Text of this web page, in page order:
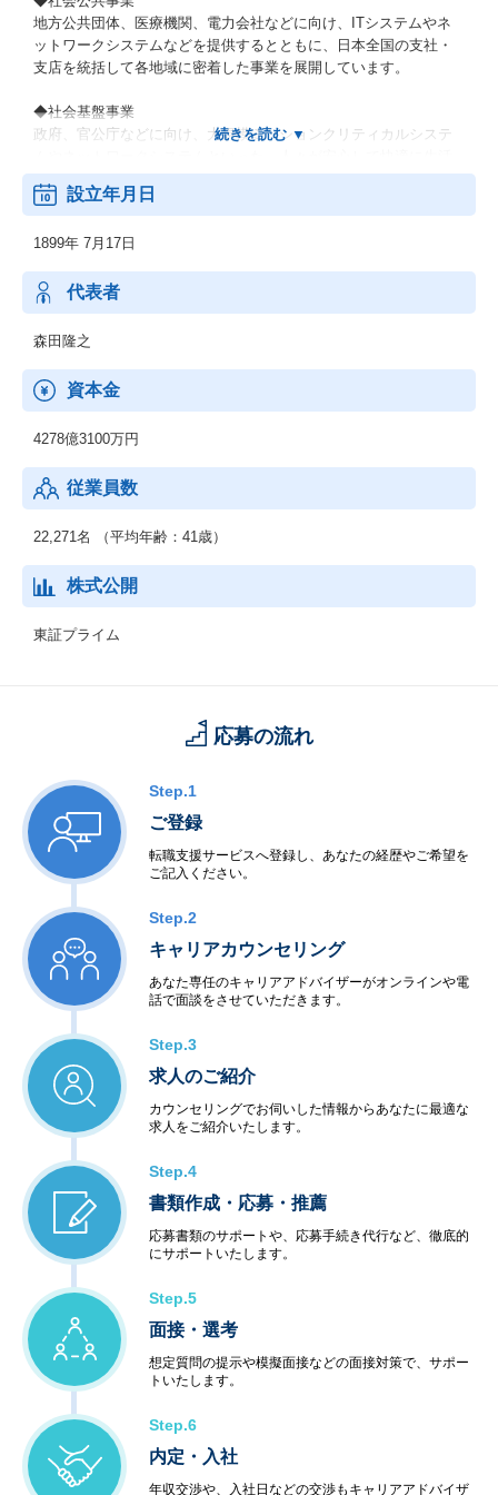
地方公共団体、医療機関、電力会社などに向け、ITシステムやネ
ットワークシステムなどを提供するとともに、日本全国の支社・
支店を統括して各地域に密着した事業を展開しています。
◆社会基盤事業
政府、官公庁などに向け、大規模ミッションクリティカルシステ
できるための社会インフラを提供しています。
製造業、流通・サービス業、金融業などの民需向けにITソリュー
ションを提供し、お客さまの新サービス立ち上げなどに貢献して
います。最先端のデジタル技術を活用し、お客さまとの共創を通
じて、人やモノ、プロセスを企業・産業の枠を超えてつなぎ、バ
リューチェーン全体で新たな価値を生み出します。
◆ネットワークサービス事業
通信事業者向けに、ネットワーク構築に必要な機器や運用管理の
に、IoT/5G時代に向けてネットワークへのニーズが多様化する
中、テレコムキャリア市場で培ったネットワークの強みをサービ
スプロバイダや製造業、流通・サービス業、自治体などの市場に
展開していきます。
海外市場を対象として、セーファーシティ（パブリックセーフテ
ィ、デジタル・ガバメント、デジタル・ファイナンス）、サービ
スプロバイダ向けソフトウェア・サービス、海洋システムなどを
提供しています。AI、IoT関連の先端技術を活用し、安全・安心で
設立年月日
1899年 7月17日
代表者
森田隆之
資本金
4278億3100万円
従業員数
22,271名 （平均年齢：41歳）
株式公開
東証プライム
応募の流れ
Step.1
ご登録
転職支援サービスへ登録し、あなたの経歴やご希望を
ご記入ください。
Step.2
キャリアカウンセリング
あなた専任のキャリアアドバイザーがオンラインや電
話で面談をさせていただきます。
Step.3
求人のご紹介
カウンセリングでお伺いした情報からあなたに最適な
求人をご紹介いたします。
Step.4
書類作成・応募・推薦
応募書類のサポートや、応募手続き代行など、徹底的
にサポートいたします。
Step.5
面接・選考
想定質問の提示や模擬面接などの面接対策で、サポー
トいたします。
Step.6
内定・入社
年収交渉や、入社日などの交渉もキャリアアドバイザ